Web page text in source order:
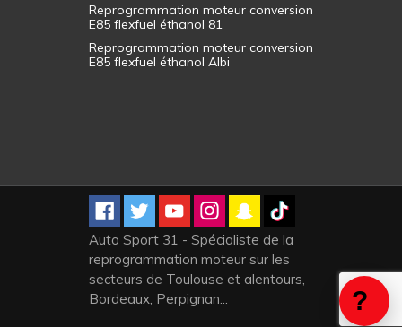
Reprogrammation moteur conversion
E85 flexfuel éthanol 81
Reprogrammation moteur conversion
E85 flexfuel éthanol Albi
Auto Sport 31 - Spécialiste de la
reprogrammation moteur sur les
secteurs de Toulouse et alentours,
Bordeaux, Perpignan...